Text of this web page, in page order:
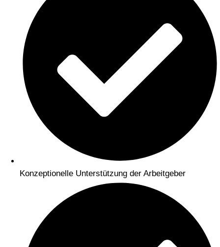
Konzeptionelle Unterstützung der Arbeitgeber